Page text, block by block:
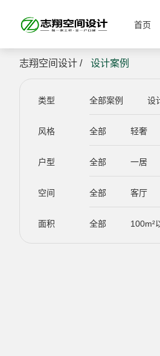
首页
志翔空间设计 / 设计案例
类型 全部案例 设
风格 全部 轻奢
户型 全部 一居
空间 全部 客厅
面积 全部 100m²